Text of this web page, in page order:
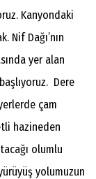
Kanyondaki
Nif Dağı’nın
yer alan
Dere
çam
hazineden
olumlu
yolumuzun